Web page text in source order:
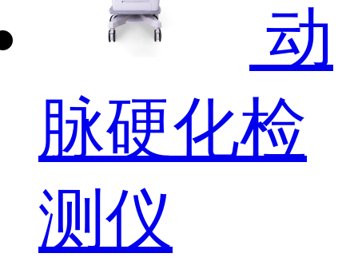
动
脉硬化检
测仪